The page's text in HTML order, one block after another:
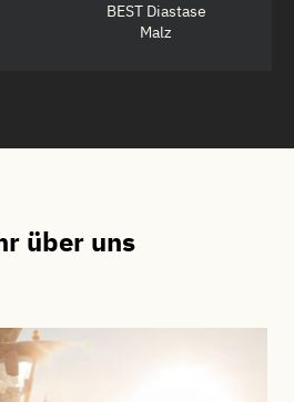
BEST Diastase
Malz
über uns